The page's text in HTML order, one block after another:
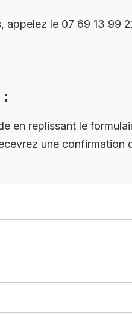
appelez le 07 69 13 99
en replissant le
une confirmation